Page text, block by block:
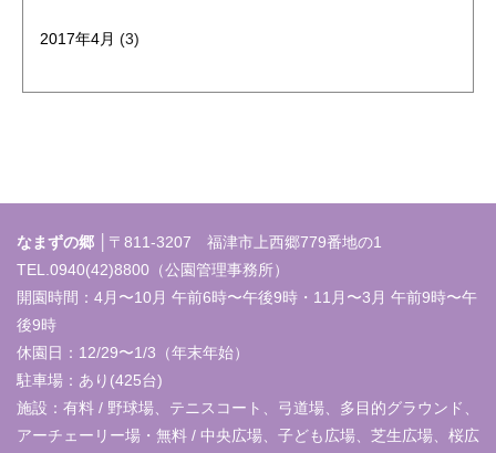
2017年4月 (3)
なまずの郷 │ 〒811-3207 福津市上西郷779番地の1
TEL.0940(42)8800（公園管理事務所）
開園時間：4月〜10月 午前6時〜午後9時・11月〜3月 午前9時〜午
後9時
休園日：12/29〜1/3（年末年始）
駐車場：あり(425台)
施設：有料 / 野球場、テニスコート、弓道場、多目的グラウンド、
アーチェーリー場・無料 / 中央広場、子ども広場、芝生広場、桜広